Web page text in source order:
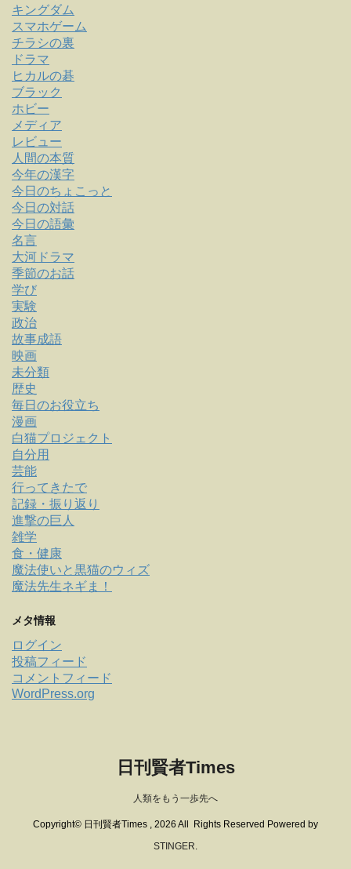
キングダム
スマホゲーム
チラシの裏
ドラマ
ヒカルの碁
ブラック
ホビー
メディア
レビュー
人間の本質
今年の漢字
今日のちょこっと
今日の対話
今日の語彙
名言
大河ドラマ
季節のお話
学び
実験
政治
故事成語
映画
未分類
歴史
毎日のお役立ち
漫画
白猫プロジェクト
自分用
芸能
行ってきたで
記録・振り返り
進撃の巨人
雑学
食・健康
魔法使いと黒猫のウィズ
魔法先生ネギま！
メタ情報
ログイン
投稿フィード
コメントフィード
WordPress.org
日刊賢者Times
人類をもう一歩先へ
Copyright© 日刊賢者Times , 2026 All Rights Reserved Powered by
STINGER.